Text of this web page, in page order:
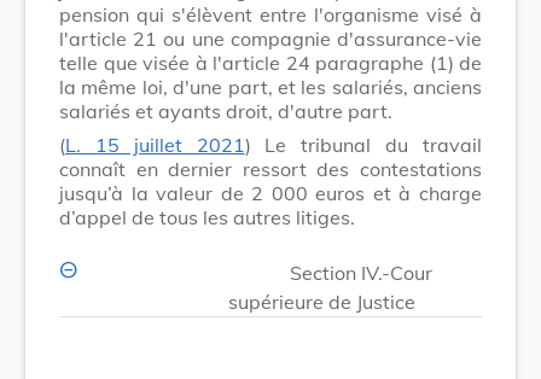
pension qui s'élèvent entre l'organisme visé à
l'article 21 ou une compagnie d'assurance-vie
telle que visée à l'article 24 paragraphe (1) de
la même loi, d'une part, et les salariés, anciens
salariés et ayants droit, d'autre part.
(L. 15 juillet 2021 ) Le tribunal du travail
connaît en dernier ressort des contestations
jusqu’à la valeur de 2 000 euros et à charge
d’appel de tous les autres litiges.
Section IV.-Cour
supérieure de Justice